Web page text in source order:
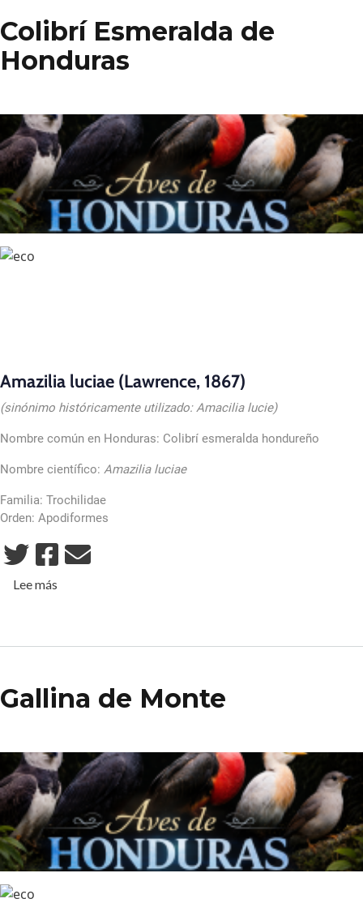
Colibrí Esmeralda de
Honduras
Amazilia luciae (Lawrence, 1867)
(sinónimo históricamente utilizado: Amacilia lucie)
Nombre común en Honduras: Colibrí esmeralda hondureño
Nombre científico: Amazilia luciae
Familia: Trochilidae
Orden: Apodiformes
Lee más
Gallina de Monte